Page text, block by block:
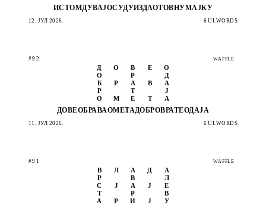
ИСТОМДУВАЈОСУДУИЗДАОТОВНУМАЈКУ
12. ЈУЛ 2026. 6 UI.WORDS
#92 WAFFLE
Д О В Е
О
О
Р
Д
Б
Р А В
А
Р
Т
Ј
О
М Е Т А
ДОВЕОБРАВАОМЕТАДОБРОВРАТЕОДАЈА
11. ЈУЛ 2026. 6 UI.WORDS
#91 WAFFLE
В Л А Д
А
Р
В
Л
С
Ј А Ј
Е
Т
Р
В
А
Р И Ј У